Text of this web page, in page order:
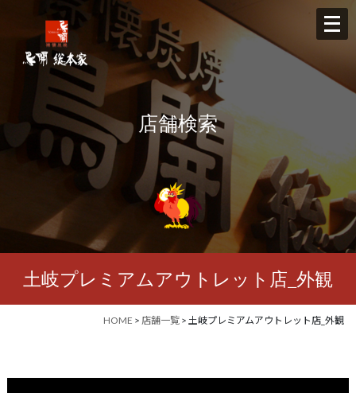
メ
ニ
ュ
く
店舗検索
土岐プレミアムアウトレット店_外観
HOME > 店舗一覧 > 土岐プレミアムアウトレット店_外観